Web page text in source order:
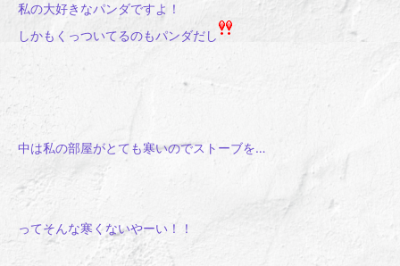
私の大好きなパンダですよ！
しかもくっついてるのもパンダだし
中は私の部屋がとても寒いのでストーブを…
ってそんな寒くないやーい！！